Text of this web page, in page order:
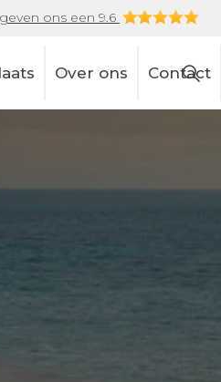
ons een 9.6
Over ons Contact